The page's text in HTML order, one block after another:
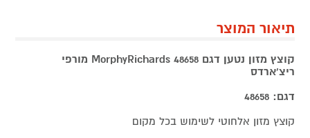
תיאור המוצר
קוצץ מזון נטען דגם MorphyRichards 48658 מורפי
ריצ'ארדס
דגם: 48658
קוצץ מזון אלחוטי לשימוש בכל מקום